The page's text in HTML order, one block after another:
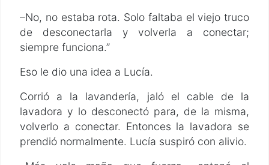
–No, no estaba rota. Solo faltaba el viejo truco
de desconectarla y volverla a conectar;
siempre funciona.”
Eso le dio una idea a Lucía.
Corrió a la lavandería, jaló el cable de la
lavadora y lo desconectó para, de la misma,
volverlo a conectar. Entonces la lavadora se
prendió normalmente. Lucía suspiró con alivio.